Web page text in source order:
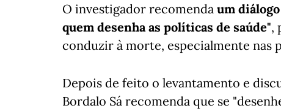
O investigador recomenda um
quem desenha as políticas de saúde",
conduzir à morte, especialmente nas
Depois de feito o levantamento e
Bordalo Sá recomenda que se